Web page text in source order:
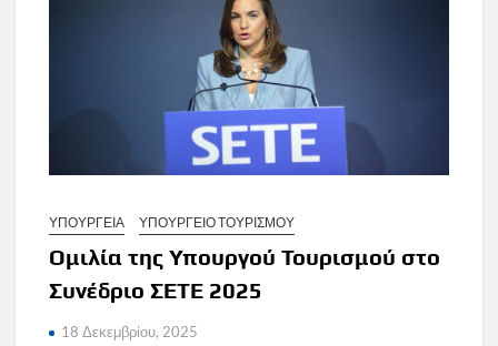
ΥΠΟΥΡΓΕΙΑ ΥΠΟΥΡΓΕΙΟ ΤΟΥΡΙΣΜΟΥ
Ομιλία της Υπουργού Τουρισμού στο
Συνέδριο ΣΕΤΕ 2025
18 Δεκεμβρίου, 2025